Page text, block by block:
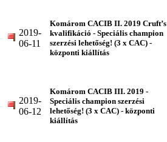
2019-
06-11
Komárom CACIB II. 2019 Cruft’s
kvalifikáció - Speciális champion
szerzési lehetőség! (3 x CAC) -
központi kiállítás
2019-
06-12
Komárom CACIB III. 2019 -
Speciális champion szerzési
lehetőség! (3 x CAC) - központi
kiállítás